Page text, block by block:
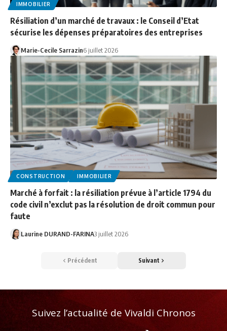
IMMOBILIER
Résiliation d’un marché de travaux : le Conseil d’Etat
sécurise les dépenses préparatoires des entreprises
Marie-Cecile Sarrazin6 juillet 2026
CONSTRUCTION IMMOBILIER
Marché à forfait : la résiliation prévue à l’article 1794 du
code civil n’exclut pas la résolution de droit commun pour
faute
Laurine DURAND-FARINA3 juillet 2026
Précédent Suivant
Suivez l’actualité de Vivaldi Chronos